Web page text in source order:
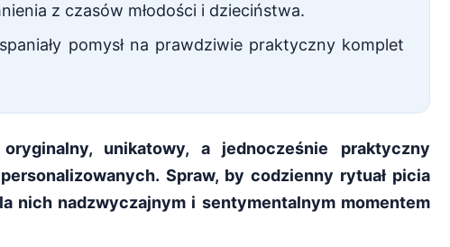
z czasów młodości i dzieciństwa.
pomysł na prawdziwie praktyczny komplet
unikatowy, a jednocześnie praktyczny
Spraw, by codzienny rytuał picia
nich nadzwyczajnym i sentymentalnym momentem